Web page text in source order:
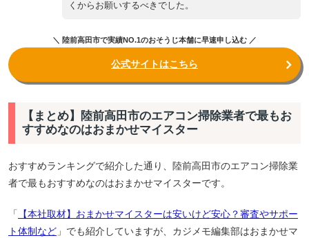
くからお願いするべきでした。
＼ 陸前高田市で実績NO.1のおそうじ本舗に早速申し込む ／
公式サイトはこちら
【まとめ】陸前高田市のエアコン掃除業者で最もお
すすめなのはおまかせマイスター
おすすめランキングで紹介した通り、陸前高田市のエアコン掃除業
者で最もおすすめなのはおまかせマイスターです。
「
【本社取材】おまかせマイスターは安いけど安心？審査やサポー
ト体制など 」でも紹介していますが、カジメモ編集部はおまかせマ